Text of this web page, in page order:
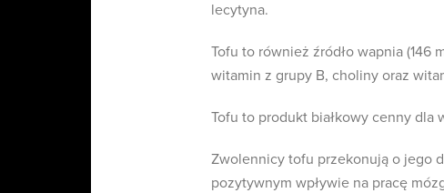
lecytyna.
Tofu to również źródło wapnia (146
witamin z grupy B, choliny oraz
Tofu to produkt białkowy cenny
Zwolennicy tofu przekonują o jego
pozytywnym wpływie na pracę